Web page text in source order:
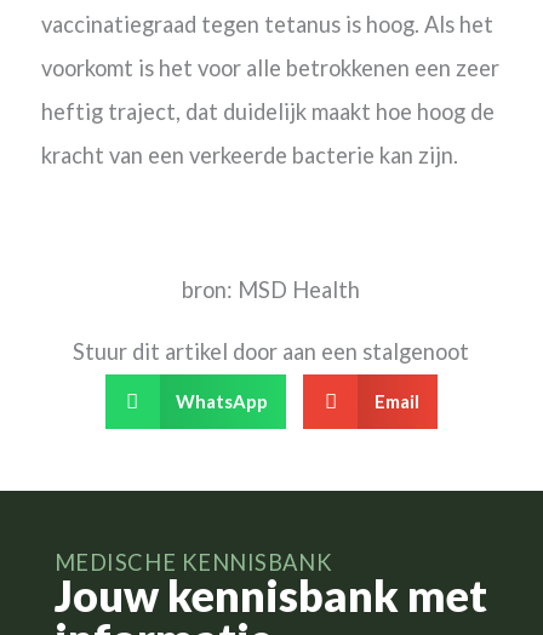
vaccinatiegraad tegen tetanus is hoog. Als het
voorkomt is het voor alle betrokkenen een zeer
heftig traject, dat duidelijk maakt hoe hoog de
kracht van een verkeerde bacterie kan zijn.
bron: MSD Health
Stuur dit artikel door aan een stalgenoot
WhatsApp Email
MEDISCHE KENNISBANK
Jouw kennisbank met